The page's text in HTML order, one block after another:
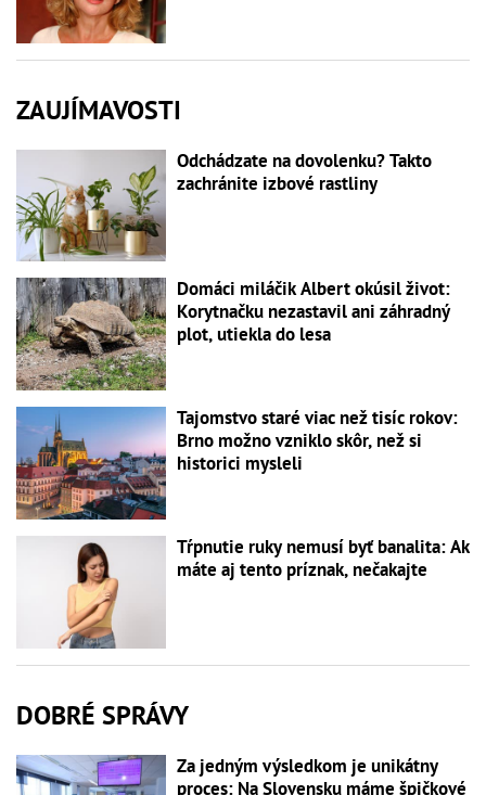
ZAUJÍMAVOSTI
Odchádzate na dovolenku? Takto
zachránite izbové rastliny
Domáci miláčik Albert okúsil život:
Korytnačku nezastavil ani záhradný
plot, utiekla do lesa
Tajomstvo staré viac než tisíc rokov:
Brno možno vzniklo skôr, než si
historici mysleli
Tŕpnutie ruky nemusí byť banalita: Ak
máte aj tento príznak, nečakajte
DOBRÉ SPRÁVY
Za jedným výsledkom je unikátny
proces: Na Slovensku máme špičkové